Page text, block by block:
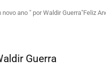
ano " por Waldir Guerra"Feliz
Guerra